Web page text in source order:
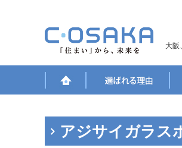
大阪
アジサイガラス